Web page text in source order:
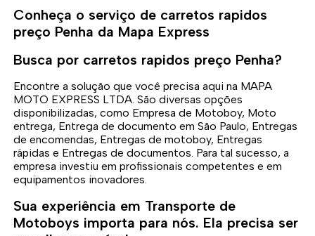
Conheça o serviço de carretos rapidos
preço Penha da Mapa Express
Busca por carretos rapidos preço Penha?
Encontre a solução que você precisa aqui na MAPA
MOTO EXPRESS LTDA. São diversas opções
disponibilizadas, como Empresa de Motoboy, Moto
entrega, Entrega de documento em São Paulo, Entregas
de encomendas, Entregas de motoboy, Entregas
rápidas e Entregas de documentos. Para tal sucesso, a
empresa investiu em profissionais competentes e em
equipamentos inovadores.
Sua experiência em Transporte de
Motoboys importa para nós. Ela precisa ser